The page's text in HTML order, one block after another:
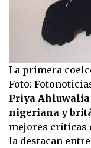
La primera
Foto:
Priya
nigeriana y
mejores críticas
la destacan